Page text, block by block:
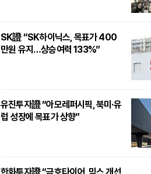
SK證 “SK하이닉스, 목표가 400
만원 유지…상승여력 133%”
유진투자證 “아모레퍼시픽, 북미·유
럽 성장에 목표가 상향”